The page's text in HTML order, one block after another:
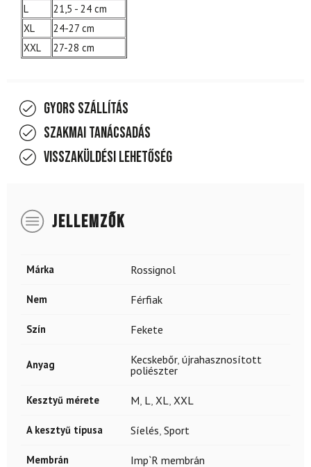
L
21,5 - 24 cm
XL
24-27 cm
XXL
27-28 cm
Gyors szállítás
Szakmai tanácsadás
Visszaküldési lehetőség
JELLEMZŐK
Márka Rossignol
Nem Férfiak
Szín Fekete
Anyag Kecskebőr, újrahasznosított
poliészter
Kesztyű mérete M L XL XXL
A kesztyű típusa Síelés Sport
Membrán Imp`R membrán